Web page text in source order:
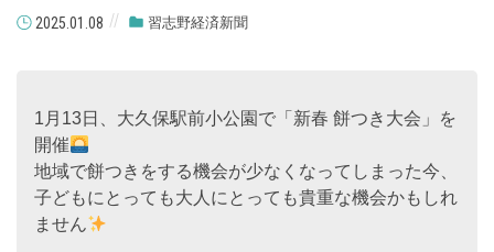
2025.01.08 習志野経済新聞
1月13日、大久保駅前小公園で「新春 餅つき大会」を
開催
地域で餅つきをする機会が少なくなってしまった今、
子どもにとっても大人にとっても貴重な機会かもしれ
ません